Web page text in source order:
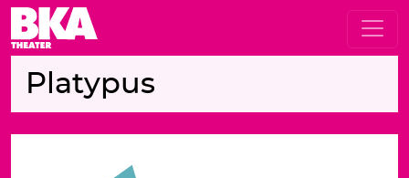
Platypus